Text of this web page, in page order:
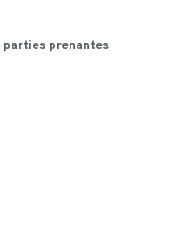
parties prenantes